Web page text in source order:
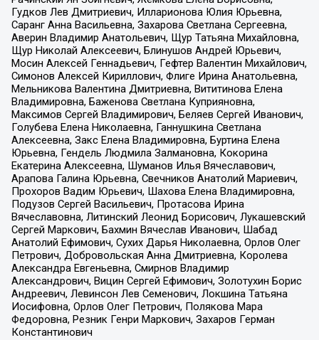
Гудков Лев Дмитриевич, Илларионова Юлия Юрьевна,
Саранг Анна Васильевна, Захарова Светлана Сергеевна,
Аверин Владимир Анатольевич, Щур Татьяна Михайловна,
Щур Николай Алексеевич, Блинушов Андрей Юрьевич,
Мосин Алексей Геннадьевич, Гефтер Валентин Михайлович,
Симонов Алексей Кириллович, Флиге Ирина Анатольевна,
Мельникова Валентина Дмитриевна, Вититинова Елена
Владимировна, Баженова Светлана Куприяновна,
Максимов Сергей Владимирович, Беляев Сергей Иванович,
Голубева Елена Николаевна, Ганнушкина Светлана
Алексеевна, Закс Елена Владимировна, Буртина Елена
Юрьевна, Гендель Людмила Залмановна, Кокорина
Екатерина Алексеевна, Шуманов Илья Вячеславович,
Арапова Галина Юрьевна, Свечников Анатолий Мариевич,
Прохоров Вадим Юрьевич, Шахова Елена Владимировна,
Подузов Сергей Васильевич, Протасова Ирина
Вячеславовна, Литинский Леонид Борисович, Лукашевский
Сергей Маркович, Бахмин Вячеслав Иванович, Шабад
Анатолий Ефимович, Сухих Дарья Николаевна, Орлов Олег
Петрович, Добровольская Анна Дмитриевна, Королева
Александра Евгеньевна, Смирнов Владимир
Александрович, Вицин Сергей Ефимович, Золотухин Борис
Андреевич, Левинсон Лев Семенович, Локшина Татьяна
Иосифовна, Орлов Олег Петрович, Полякова Мара
Федоровна, Резник Генри Маркович, Захаров Герман
Константинович